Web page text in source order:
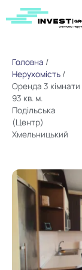
Головна /
Нерухомість /
Оренда 3 кімнати
93 кв. м.
Подільська
(Центр)
Хмельницький